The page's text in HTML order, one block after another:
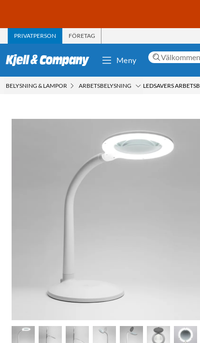
PRIVATPERSON FÖRETAG
Meny
BELYSNING & LAMPOR ARBETSBELYSNING